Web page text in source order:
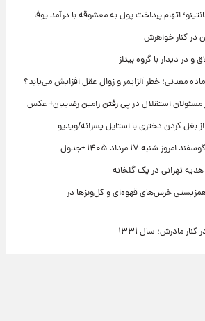
اتهام پرداخت پول به معشوقه با درآمد یوفا
در کنار خواهرش
و در دیدار با گروه بیتلز
معدنی؛ خطر آلزایمر و زوال عقل افزایش می‌یابد؟
مسئولان استقلال در پی رفتن رامین رضاییان+ عکس
کردن دختری با استایل پسرانه/ویدیو
۱۷ مرداد ۱۴۰۵ +جدول
هدیه تهرانی در یک گلخانه
خرس‌های قهوه‌ای و کل‌وبزها در
مادرش؛ سال ۱۳۳۱